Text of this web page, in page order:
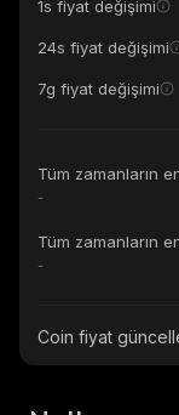
1s fiyat değişimi
24s fiyat değişimi
7g fiyat değişimi
Tüm zamanların
-
Tüm zamanların
-
Coin fiyat